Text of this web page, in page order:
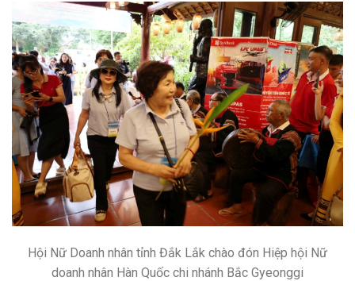
Hội Nữ Doanh nhân tỉnh Đắk Lắk chào đón Hiệp hội Nữ
doanh nhân Hàn Quốc chi nhánh Bắc Gyeonggi